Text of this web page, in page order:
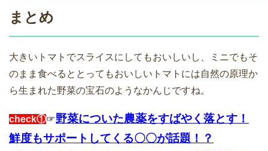
まとめ
大きいトマトでスライスにしてもおいしいし、ミニでもそ
のまま食べるととってもおいしいトマトには自然の原理か
ら生まれた野菜の宝石のようなかんじですね。
check①☞野菜についた農薬をすばやく落とす！
鮮度もサポートしてくる〇〇が話題！？